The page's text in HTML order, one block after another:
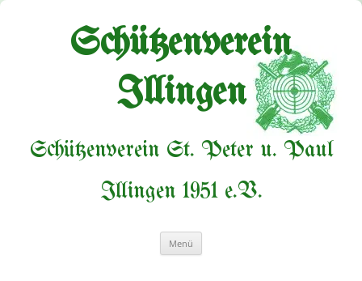
Schützenverein
Illingen
Schützenverein St. Peter u. Paul
Illingen 1951 e.V.
Menü